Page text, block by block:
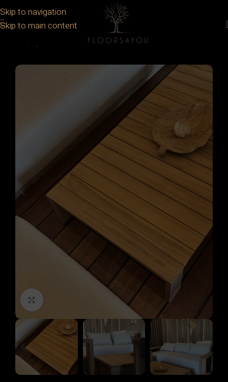
Skip to navigation
Skip to main content
Mobilier Exterior
Click to enlarge